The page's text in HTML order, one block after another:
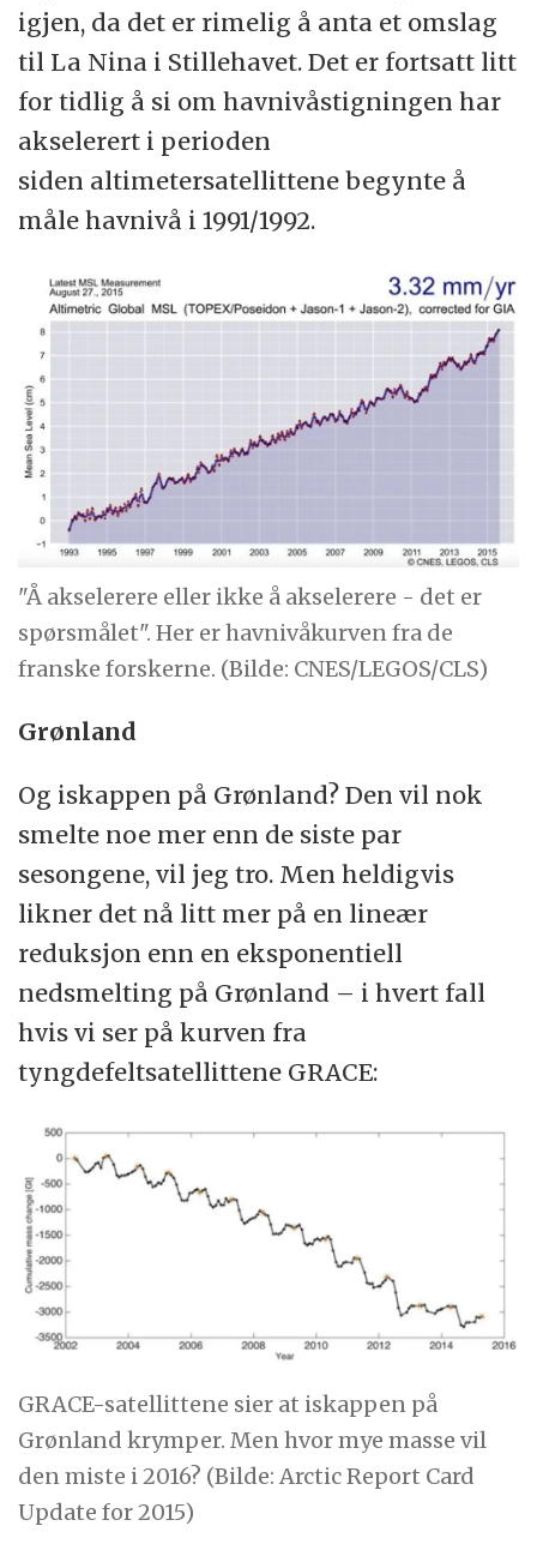
igjen, da det er rimelig å anta et omslag
til La Nina i Stillehavet. Det er fortsatt litt
for tidlig å si om havnivåstigningen har
akselerert i perioden
siden altimetersatellittene begynte å
måle havnivå i 1991/1992.
"Å akselerere eller ikke å akselerere - det er
spørsmålet". Her er havnivåkurven fra de
franske forskerne. (Bilde: CNES/LEGOS/CLS)
Grønland
Og iskappen på Grønland? Den vil nok
smelte noe mer enn de siste par
sesongene, vil jeg tro. Men heldigvis
likner det nå litt mer på en lineær
reduksjon enn en eksponentiell
nedsmelting på Grønland – i hvert fall
hvis vi ser på kurven fra
tyngdefeltsatellittene GRACE:
GRACE-satellittene sier at iskappen på
Grønland krymper. Men hvor mye masse vil
den miste i 2016? (Bilde: Arctic Report Card
Update for 2015)